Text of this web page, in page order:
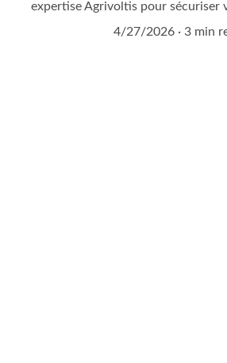
expertise Agrivoltis pour sécuriser
4/27/2026
3 min